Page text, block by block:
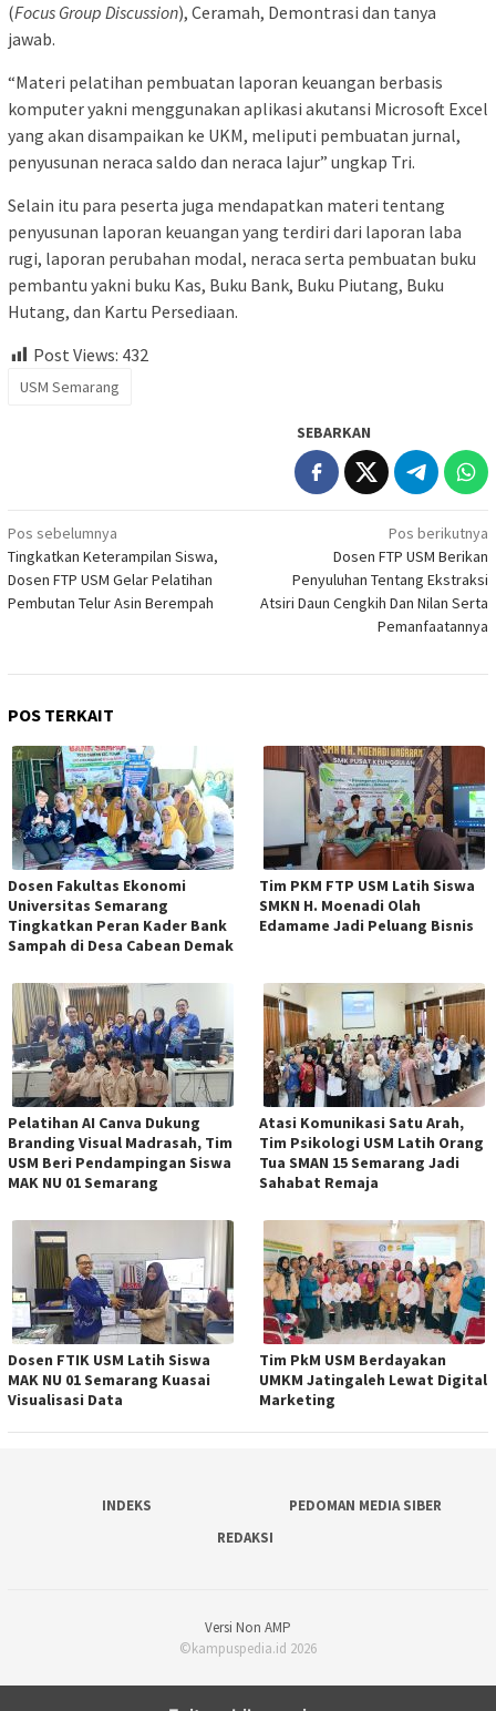
(Focus Group Discussion), Ceramah, Demontrasi dan tanya
jawab.
“Materi pelatihan pembuatan laporan keuangan berbasis
komputer yakni menggunakan aplikasi akutansi Microsoft Excel
yang akan disampaikan ke UKM, meliputi pembuatan jurnal,
penyusunan neraca saldo dan neraca lajur” ungkap Tri.
Selain itu para peserta juga mendapatkan materi tentang
penyusunan laporan keuangan yang terdiri dari laporan laba
rugi, laporan perubahan modal, neraca serta pembuatan buku
pembantu yakni buku Kas, Buku Bank, Buku Piutang, Buku
Hutang, dan Kartu Persediaan.
Post Views: 432
USM Semarang
SEBARKAN
Navigasi
pos
Pos sebelumnya
Tingkatkan Keterampilan Siswa,
Dosen FTP USM Gelar Pelatihan
Pembutan Telur Asin Berempah
Pos berikutnya
Dosen FTP USM Berikan
Penyuluhan Tentang Ekstraksi
Atsiri Daun Cengkih Dan Nilan Serta
Pemanfaatannya
POS TERKAIT
Dosen Fakultas Ekonomi
Universitas Semarang
Tingkatkan Peran Kader Bank
Sampah di Desa Cabean Demak
Tim PKM FTP USM Latih Siswa
SMKN H. Moenadi Olah
Edamame Jadi Peluang Bisnis
Pelatihan AI Canva Dukung
Branding Visual Madrasah, Tim
USM Beri Pendampingan Siswa
MAK NU 01 Semarang
Atasi Komunikasi Satu Arah,
Tim Psikologi USM Latih Orang
Tua SMAN 15 Semarang Jadi
Sahabat Remaja
Dosen FTIK USM Latih Siswa
MAK NU 01 Semarang Kuasai
Visualisasi Data
Tim PkM USM Berdayakan
UMKM Jatingaleh Lewat Digital
Marketing
INDEKS
PEDOMAN MEDIA SIBER
REDAKSI
Versi Non AMP
©kampuspedia.id 2026